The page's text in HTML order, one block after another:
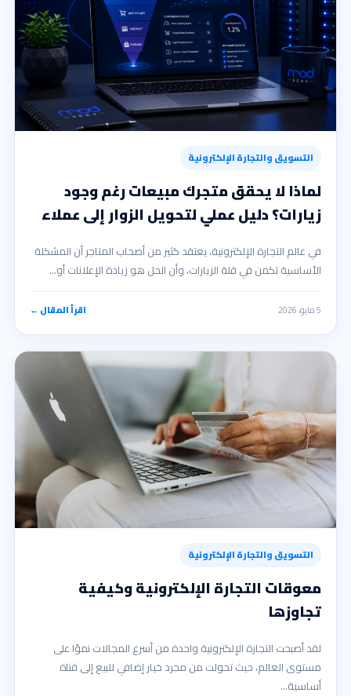
التسويق والتجارة الإلكترونية
لماذا لا يحقق متجرك مبيعات رغم وجود
زيارات؟ دليل عملي لتحويل الزوار إلى عملاء
في عالم التجارة الإلكترونية، يعتقد كثير من أصحاب المتاجر أن المشكلة
الأساسية تكمن في قلة الزيارات، وأن الحل هو زيادة الإعلانات أو…
5 مايو، 2026 اقرأ المقال ←
التسويق والتجارة الإلكترونية
معوقات التجارة الإلكترونية وكيفية
تجاوزها
لقد أصبحت التجارة الإلكترونية واحدة من أسرع المجالات نموًا على
مستوى العالم، حيث تحولت من مجرد خيار إضافي للبيع إلى قناة
أساسية…